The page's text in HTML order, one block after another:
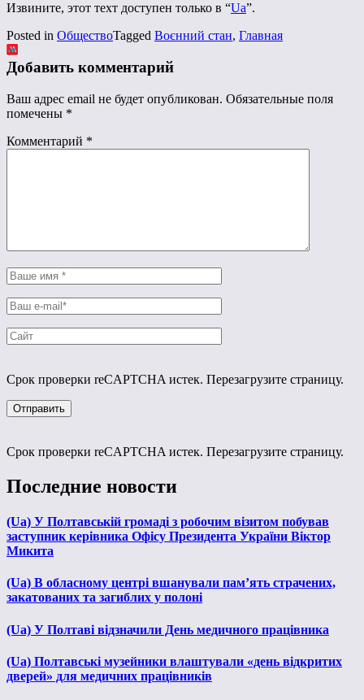
Извините, этот техт доступен только в “Ua”.
Posted in ОбществоTagged Воєнний стан, Главная
Добавить комментарий
Ваш адрес email не будет опубликован. Обязательные поля
помечены *
Комментарий *
Срок проверки reCAPTCHA истек. Перезагрузите страницу.
Срок проверки reCAPTCHA истек. Перезагрузите страницу.
Последние новости
(Ua) У Полтавській громаді з робочим візитом побував
заступник керівника Офісу Президента України Віктор
Микита
(Ua) В обласному центрі вшанували пам’ять страчених,
закатованих та загиблих у полоні
(Ua) У Полтаві відзначили День медичного працівника
(Ua) Полтавські музейники влаштували «день відкритих
дверей» для медичних працівників